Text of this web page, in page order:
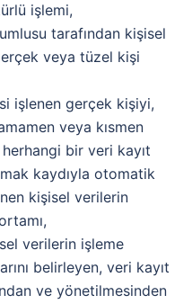
işlemi,
tarafından kişisel
veya tüzel kişi
işlenen gerçek kişiyi,
veya kısmen
bir veri kayıt
kaydıyla otomatik
kişisel verilerin
verilerin işleme
belirleyen, veri kayıt
ve yönetilmesinden